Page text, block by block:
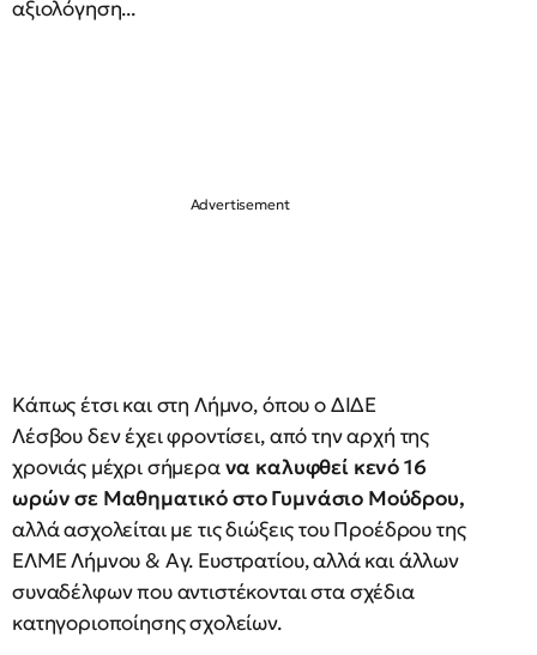
αξιολόγηση...
Κάπως έτσι και στη Λήμνο, όπου ο ΔΙΔΕ
Λέσβου δεν έχει φροντίσει, από την αρχή της
χρονιάς μέχρι σήμερανα καλυφθεί κενό 16
ωρών σε Μαθηματικό στο Γυμνάσιο Μούδρου,
αλλά ασχολείται με τις διώξεις του Προέδρου της
ΕΛΜΕ Λήμνου & Αγ. Ευστρατίου, αλλά και άλλων
συναδέλφων που αντιστέκονται στα σχέδια
κατηγοριοποίησης σχολείων.